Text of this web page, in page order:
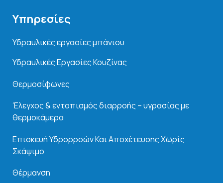
Υπηρεσίες
Υδραυλικές εργασίες μπάνιου
Υδραυλικές Εργασίες Κουζίνας
Θερμοσίφωνες
Έλεγχος & εντοπισμός διαρροής – υγρασίας με
θερμοκάμερα
Επισκευή Υδρορροών ΚαιΑποχέτευσης Χωρίς
Σκάψιμο
Θέρμανση